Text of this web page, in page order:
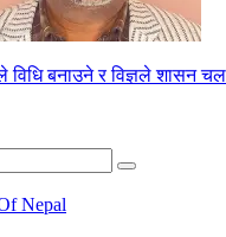
विधि बनाउने र विज्ञले शासन